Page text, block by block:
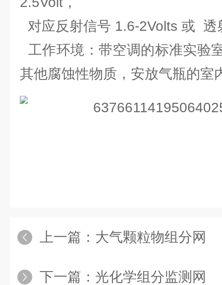
对应反射信号 1.6-2Volts 或 透
工作环境：带空调的标准实验
其他腐蚀性物质，安放气瓶的室
上一篇： 大气颗粒物组分网
下一篇： 光化学组分监测网